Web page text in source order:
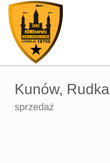
Kunów, Rudka
sprzedaż